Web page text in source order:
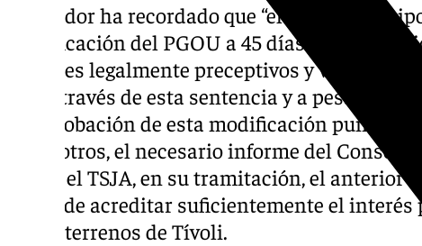
El regidor ha recordado que “el anterior
modificación del PGOU a 45 días de las
trámites legalmente preceptivos y
hoy a través de esta sentencia y a pesar de lo
de aprobación de esta modificación puntual
entre otros, el necesario informe del Consejo
Según el TSJA, en su tramitación, el anterior
capaz de acreditar suficientemente el interés
de los terrenos de Tívoli.